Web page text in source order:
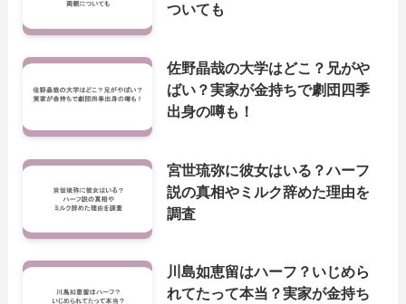
ついても
佐野晶哉の大学はどこ？兄がや
ばい？実家が金持ちで劇団四季
出身の噂も！
宮世琉弥に彼女はいる？ハーフ
説の真相やミルク辞めた理由を
調査
川島如恵留はハーフ？いじめら
れてたって本当？実家が金持ち